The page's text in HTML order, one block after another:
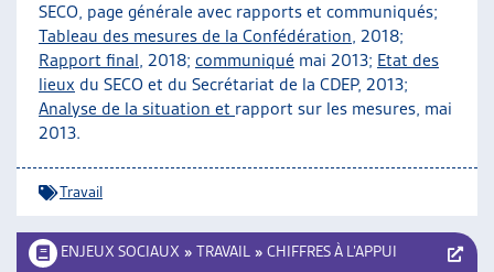
SECO, page générale avec rapports et communiqués;
Tableau des mesures de la Confédération, 2018;
Rapport final, 2018; communiqué mai 2013; Etat des
lieux du SECO et du Secrétariat de la CDEP, 2013;
Analyse de la situation et rapport sur les mesures, mai
2013.
Travail
ENJEUX SOCIAUX » TRAVAIL » CHIFFRES À L’APPUI